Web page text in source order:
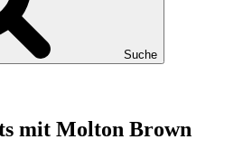
Suche
mit Molton Brown